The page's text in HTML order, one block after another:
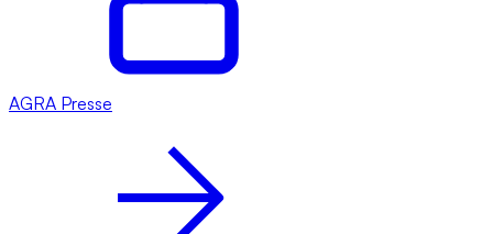
AGRA Presse